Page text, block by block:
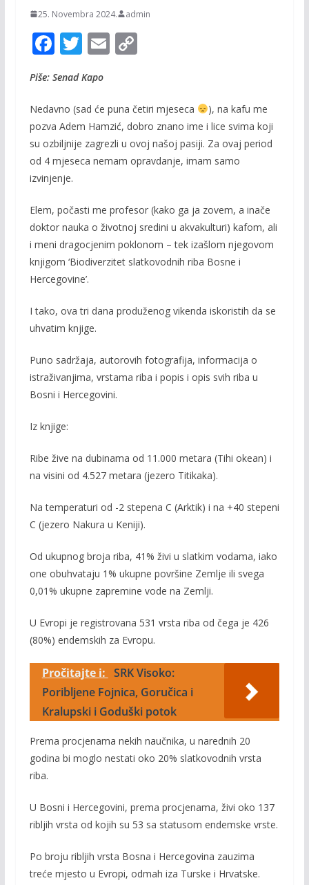
25. Novembra 2024. admin
F
e
b
o
o
k
T
itt
er
E
l
C
y
Li
n
k
Piše: Senad Kapo
Nedavno (sad će puna četiri mjeseca
), na kafu me
pozva Adem Hamzić, dobro znano ime i lice svima koji
su ozbiljnije zagrezli u ovoj našoj pasiji. Za ovaj period
od 4 mjeseca nemam opravdanje, imam samo
izvinjenje.
Elem, počasti me profesor (kako ga ja zovem, a inače
doktor nauka o životnoj sredini u akvakulturi) kafom, ali
i meni dragocjenim poklonom – tek izašlom njegovom
knjigom ‘Biodiverzitet slatkovodnih riba Bosne i
Hercegovine’.
I tako, ova tri dana produženog vikenda iskoristih da se
uhvatim knjige.
Puno sadržaja, autorovih fotografija, informacija o
istraživanjima, vrstama riba i popis i opis svih riba u
Bosni i Hercegovini.
Iz knjige:
Ribe žive na dubinama od 11.000 metara (Tihi okean) i
na visini od 4.527 metara (jezero Titikaka).
Na temperaturi od -2 stepena C (Arktik) i na +40 stepeni
C (jezero Nakura u Keniji).
Od ukupnog broja riba, 41% živi u slatkim vodama, iako
one obuhvataju 1% ukupne površine Zemlje ili svega
0,01% ukupne zapremine vode na Zemlji.
U Evropi je registrovana 531 vrsta riba od čega je 426
(80%) endemskih za Evropu.
Pročitajte i: SRK Visoko:
Poribljene Fojnica, Goručica i
Kralupski i Goduški potok
Prema procjenama nekih naučnika, u narednih 20
godina bi moglo nestati oko 20% slatkovodnih vrsta
riba.
U Bosni i Hercegovini, prema procjenama, živi oko 137
ribljih vrsta od kojih su 53 sa statusom endemske vrste.
Po broju ribljih vrsta Bosna i Hercegovina zauzima
treće mjesto u Evropi, odmah iza Turske i Hrvatske.